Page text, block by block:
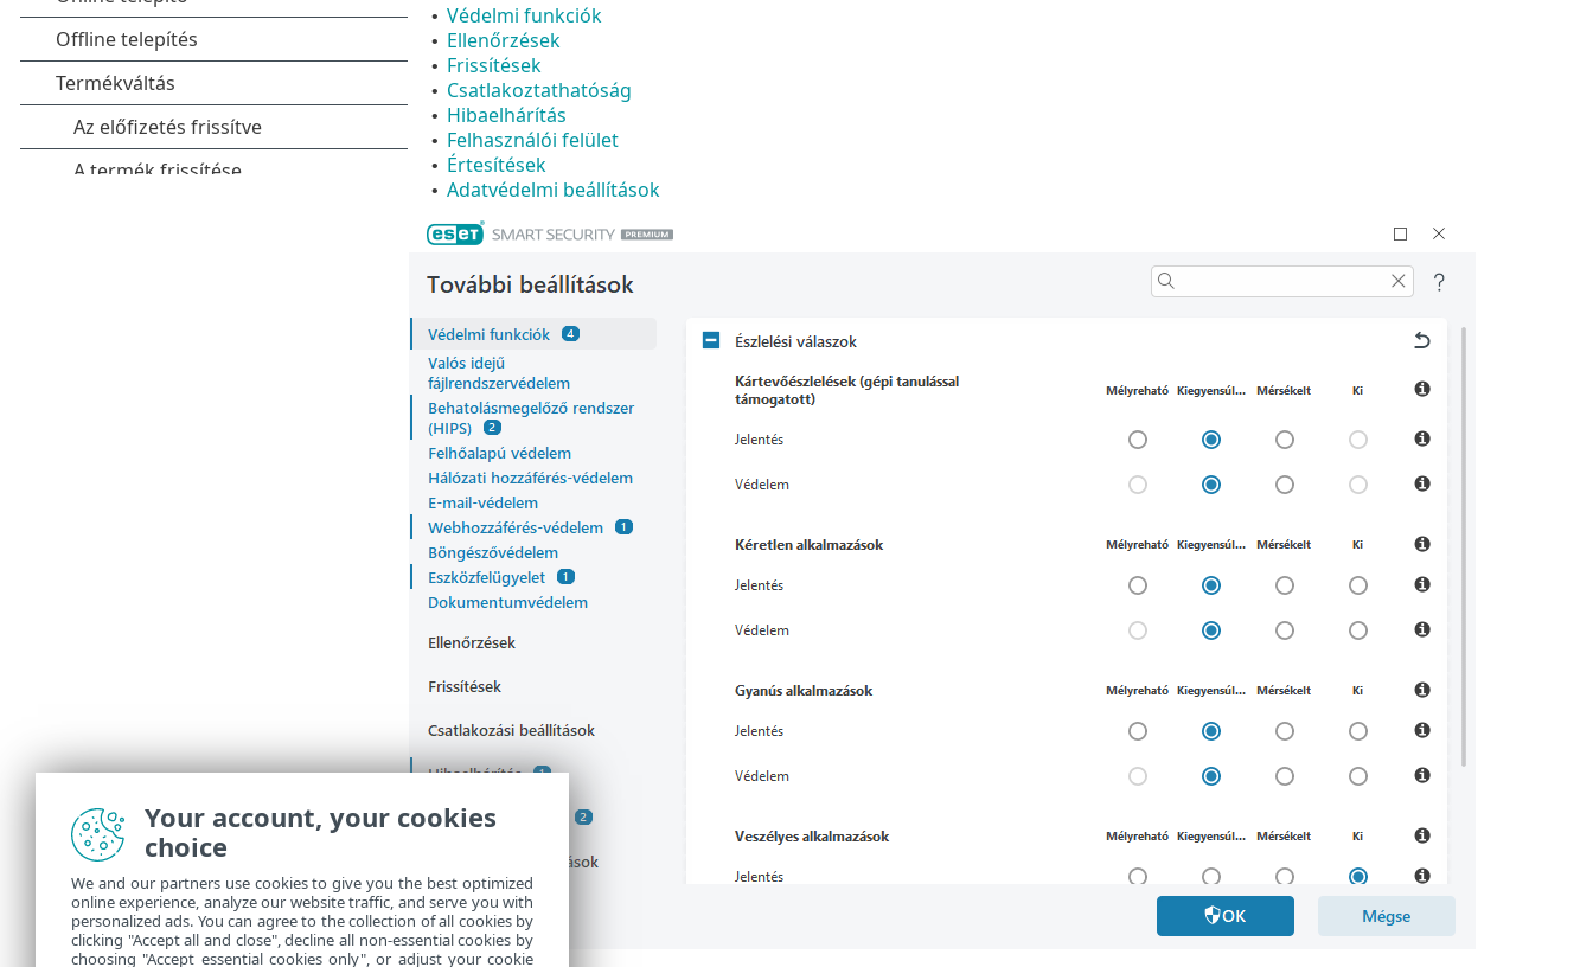
• Védelmi funkciók
• Ellenőrzések
• Frissítések
• Csatlakoztathatóság
• Hibaelhárítás
• Felhasználói felület
• Értesítések
• Adatvédelmi beállítások
Your account, your cookies
choice
We and our partners use cookies to give you the best optimized
online experience, analyze our website traffic, and serve you with
personalized ads. You can agree to the collection of all cookies by
clicking "Accept all and close", decline all non-essential cookies by
choosing "Accept essential cookies only", or adjust your cookie